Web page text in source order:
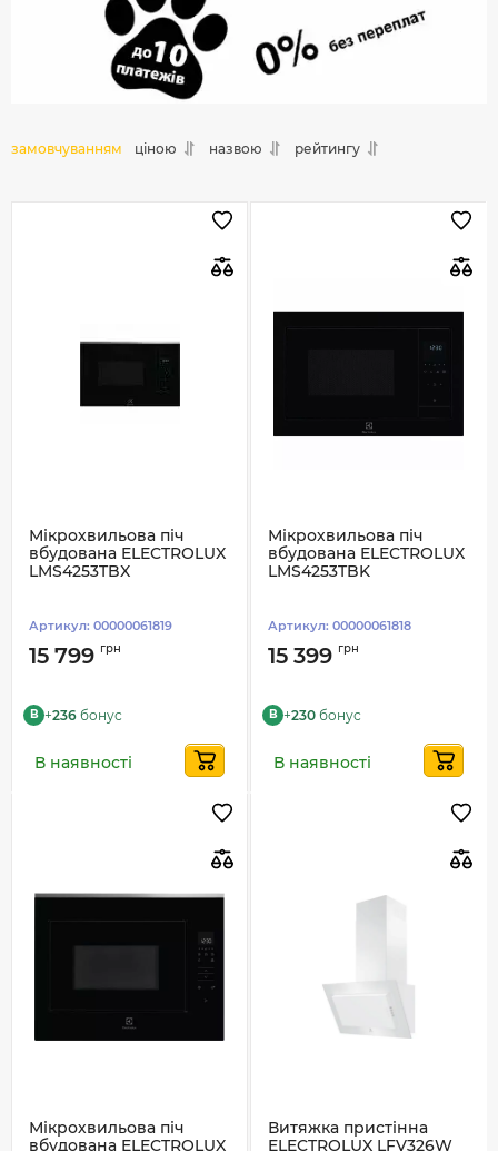
замовчуванням ціною назвою рейтингу
Мікрохвильова піч
вбудована ELECTROLUX
LMS4253TBX
Артикул: 00000061819
15 799 грн
B +236 бонус
В наявності
Мікрохвильова піч
вбудована ELECTROLUX
LMS4253TBK
Артикул: 00000061818
15 399 грн
B +230 бонус
В наявності
Мікрохвильова піч
вбудована ELECTROLUX
Витяжка пристінна
ELECTROLUX LFV326W